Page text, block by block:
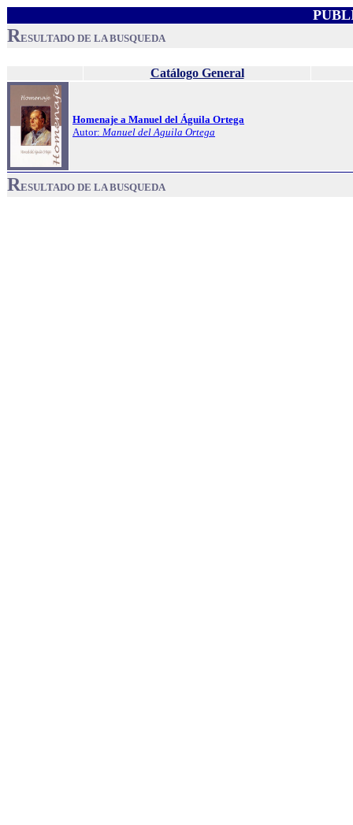
RESULTADO DE LA BUSQUEDA
Catálogo General
Homenaje a Manuel del Águila Ortega
Autor: Manuel del Aguila Ortega
RESULTADO DE LA BUSQUEDA